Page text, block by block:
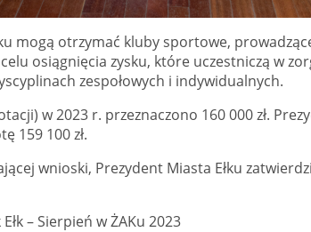
mogą otrzymać kluby sportowe,
osiągnięcia zysku, które uczestniczą w
zespołowych i indywidualnych.
w 2023 r. przeznaczono 160 000 zł.
159 100 zł.
wnioski, Prezydent Miasta Ełku
– Sierpień w ŻAKu 2023